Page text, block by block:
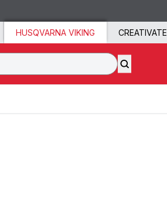
HUSQVARNA VIKING CREATIVATE
celém světě